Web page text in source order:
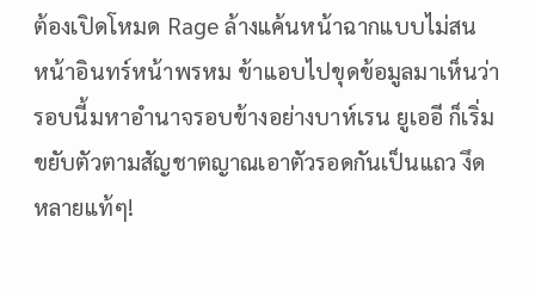
ต้องเปิดโหมด Rage ล้างแค้นหน้าฉากแบบไม่สน
หน้าอินทร์หน้าพรหม ข้าแอบไปขุดข้อมูลมาเห็นว่า
รอบนี้มหาอำนาจรอบข้างอย่างบาห์เรน ยูเออี ก็เริ่ม
ขยับตัวตามสัญชาตญาณเอาตัวรอดกันเป็นแถว งึด
หลายแท้ๆ!